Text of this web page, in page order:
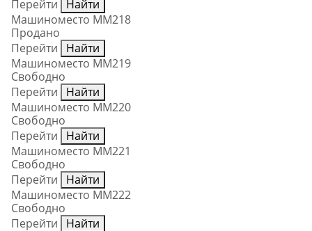
Перейти
Найти
Машиноместо ММ218
Продано
Перейти
Найти
Машиноместо ММ219
Свободно
Перейти
Найти
Машиноместо ММ220
Свободно
Перейти
Найти
Машиноместо ММ221
Свободно
Перейти
Найти
Машиноместо ММ222
Свободно
Перейти
Найти